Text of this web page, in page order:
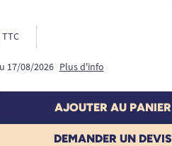
TTC
17/08/2026 Plus d'info
AJOUTER AU PANIER
DEMANDER UN DEVIS